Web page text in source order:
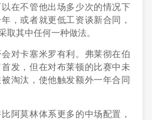
在不管他出场多少次的情况下
，或者就更低工资谈新合同，
取其中任何一种做法。
对卡塞米罗有利。弗莱彻在伯
发，但在对布莱顿的比赛中未
淘汰，使他触发额外一年合同
阿莫林体系更多的中场配置，